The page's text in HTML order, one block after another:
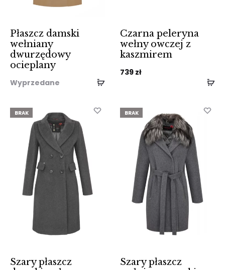
Płaszcz damski
wełniany
dwurzędowy
ocieplany
Wyprzedane
Czarna peleryna
wełny owczej z
kaszmirem
739 zł
BRAK
Szary płaszcz
BRAK
Szary płaszcz